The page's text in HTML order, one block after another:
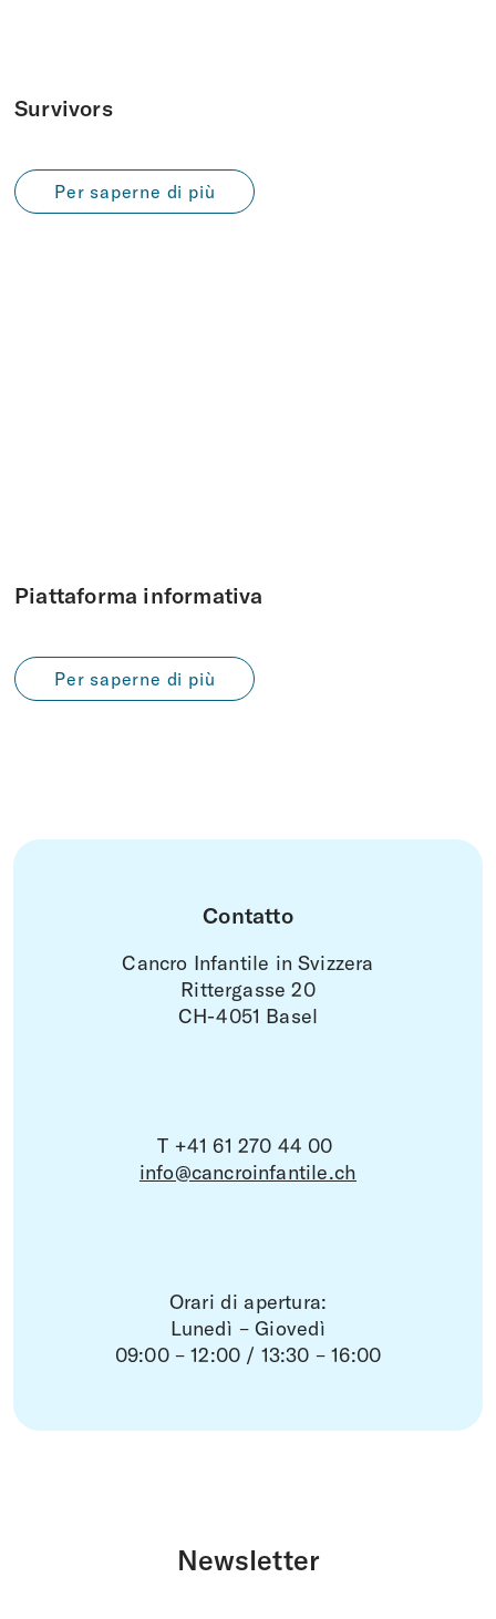
Survivors
Per saperne di più
Piattaforma informativa
Per saperne di più
Contatto
Cancro Infantile in Svizzera
Rittergasse 20
CH-4051 Basel
T +41 61 270 44 00
info@cancroinfantile.ch
Orari di apertura:
Lunedì – Giovedì
09:00 – 12:00 / 13:30 – 16:00
Newsletter